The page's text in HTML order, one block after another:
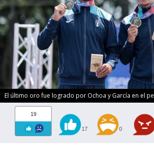
El último oro fue logrado por Ochoa y García en el
19
17 0